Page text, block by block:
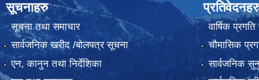
सूचनाहरु
सूचना तथा समाचार
सार्वजनिक खरीद /बोलपत्र सूचना
एन, कानुन तथा निर्देशिका
वार्षिक
चौमासिक
सार्वजनिक